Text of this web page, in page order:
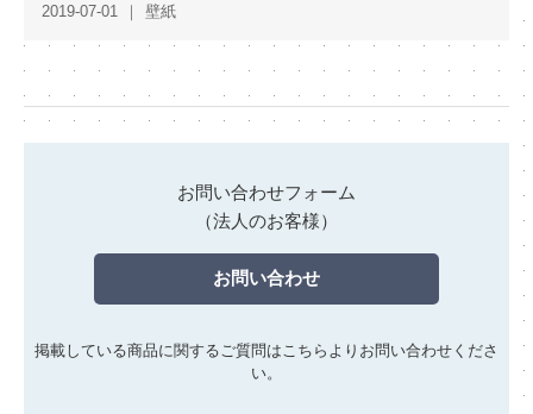
2019-07-01 壁紙
お問い合わせフォーム
（法人のお客様）
お問い合わせ
掲載している商品に関するご質問はこちらよりお問い合わせくださ
い。